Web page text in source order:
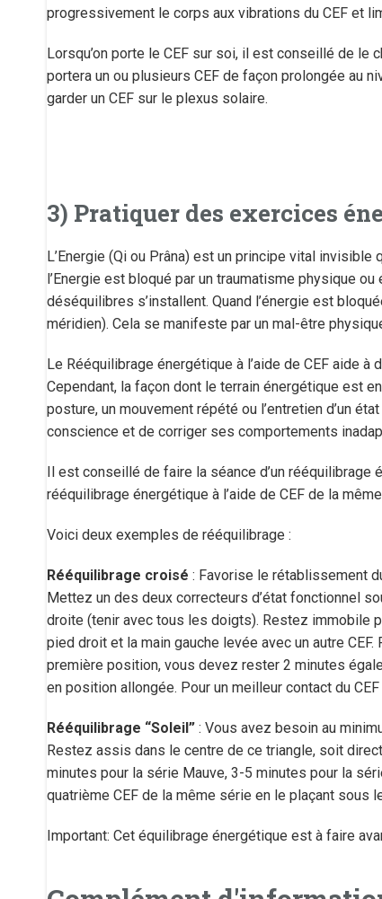
progressivement le corps aux vibrations du CEF et
Lorsqu’on porte le CEF sur soi, il est conseillé de le
portera un ou plusieurs CEF de façon prolongée au
garder un CEF sur le plexus solaire.
3) Pratiquer des exercices
L’Energie (Qi ou Prâna) est un principe vital
l’Energie est bloqué par un traumatisme physique
déséquilibres s’installent. Quand l’énergie est
méridien). Cela se manifeste par un mal-être
Le Rééquilibrage énergétique à l’aide de CEF aide
Cependant, la façon dont le terrain énergétique est
posture, un mouvement répété ou l’entretien d’un
conscience et de corriger ses comportements
Il est conseillé de faire la séance d’un
rééquilibrage énergétique à l’aide de CEF de la
Voici deux exemples de rééquilibrage :
Rééquilibrage croisé : Favorise le rétablissement
Mettez un des deux correcteurs d’état fonctionnel
droite (tenir avec tous les doigts). Restez immobile
pied droit et la main gauche levée avec un autre
première position, vous devez rester 2 minutes
en position allongée. Pour un meilleur contact du
Rééquilibrage “Soleil” : Vous avez besoin au
Restez assis dans le centre de ce triangle, soit
minutes pour la série Mauve, 3-5 minutes pour la
quatrième CEF de la même série en le plaçant sous
Important: Cet équilibrage énergétique est à faire